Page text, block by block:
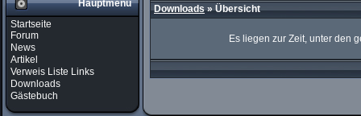
Hauptmenü
Startseite
Forum
News
Artikel
Verweis Liste Links
Downloads
Gästebuch
Downloads» Übersicht
Es liegen zur Zeit, unter den